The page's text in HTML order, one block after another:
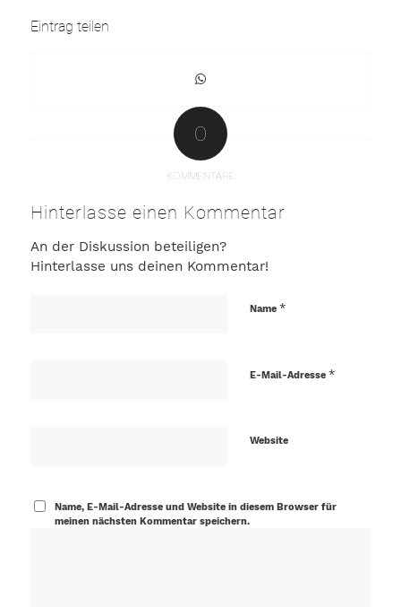
Eintrag teilen
0
KOMMENTARE
Hinterlasse einen Kommentar
An der Diskussion beteiligen?
Hinterlasse uns deinen Kommentar!
Name *
E-Mail-Adresse *
Website
Name, E-Mail-Adresse und Website in diesem Browser für
meinen nächsten Kommentar speichern.